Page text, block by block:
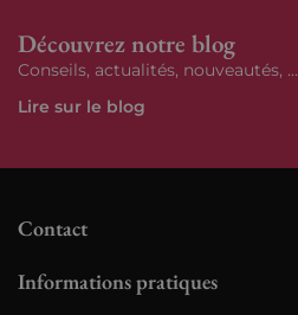
Découvrez notre blog
Conseils, actualités, nouveautés, ...
Lire sur le blog
Contact
Informations pratiques